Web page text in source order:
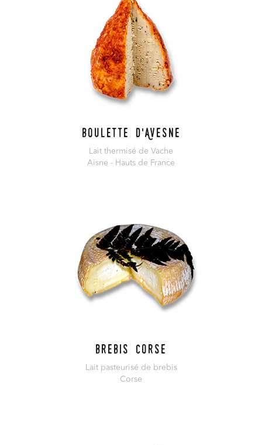
Boulette d'Avesne
Lait thermisé de Vache
Aisne - Hauts de France
Brebis Corse
Lait pasteurisé de brebis
Corse